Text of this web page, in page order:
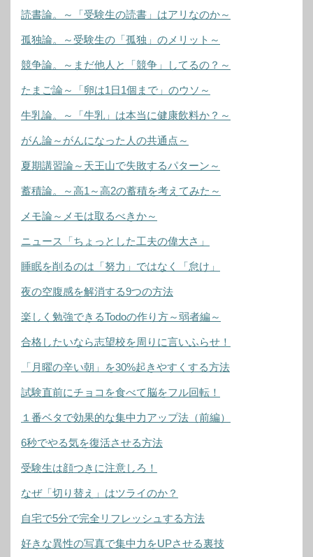
読書論。～「受験生の読書」はアリなのか～
孤独論。～受験生の「孤独」のメリット～
競争論。～まだ他人と「競争」してるの？～
たまご論～「卵は1日1個まで」のウソ～
牛乳論。～「牛乳」は本当に健康飲料か？～
がん論～がんになった人の共通点～
夏期講習論～天王山で失敗するパターン～
蓄積論。～高1～高2の蓄積を考えてみた～
メモ論～メモは取るべきか～
ニュース「ちょっとした工夫の偉大さ」
睡眠を削るのは「努力」ではなく「怠け」
夜の空腹感を解消する9つの方法
楽しく勉強できるTodoの作り方～弱者編～
合格したいなら志望校を周りに言いふらせ！
「月曜の辛い朝」を30%起きやすくする方法
試験直前にチョコを食べて脳をフル回転！
１番ベタで効果的な集中力アップ法（前編）
6秒でやる気を復活させる方法
受験生は顔つきに注意しろ！
なぜ「切り替え」はツライのか？
自宅で5分で完全リフレッシュする方法
好きな異性の写真で集中力をUPさせる裏技